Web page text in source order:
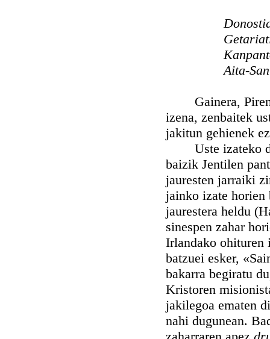
Aita-
Gainera,
izena, zenbaitek
jakitun gehienek
Uste izateko
baizik Jentilen
jauresten jarraiki
jainko izate horien
jaurestera heldu
sinespen zahar
Irlandako ohituren
batzuei esker,
bakarra begiratu
Kristoren
jakilegoa ematen
nahi dugunean.